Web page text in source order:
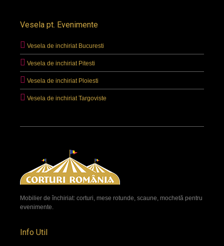
Vesela pt. Evenimente
Vesela de inchiriat Bucuresti
Vesela de inchiriat Pitesti
Vesela de inchiriat Ploiesti
Vesela de inchiriat Targoviste
Mobilier de închiriat: corturi, mese rotunde, scaune, mochetă pentru
evenimente.
Info Util